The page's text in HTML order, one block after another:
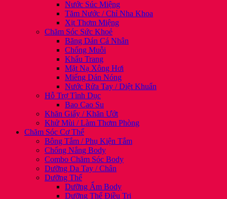
Nước Súc Miệng
Tăm Nước / Chỉ Nha Khoa
Xịt Thơm Miệng
Chăm Sóc Sức Khoẻ
Băng Dán Cá Nhân
Chống Muỗi
Khẩu Trang
Mặt Nạ Xông Hơi
Miếng Dán Nóng
Nước Rửa Tay / Diệt Khuẩn
Hỗ Trợ Tình Dục
Bao Cao Su
Khăn Giấy / Khăn Ướt
Khử Mùi / Làm Thơm Phòng
Chăm Sóc Cơ Thể
Bông Tắm / Phụ Kiện Tắm
Chống Nắng Body
Combo Chăm Sóc Body
Dưỡng Da Tay / Chân
Dưỡng Thể
Dưỡng Ẩm Body
Dưỡng Thể Điều Trị